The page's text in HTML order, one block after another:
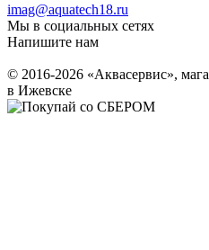
imag@aquatech18.ru
Мы в социальных сетях
Напишите нам
© 2016-2026 «Аквасервис»,
в Ижевске